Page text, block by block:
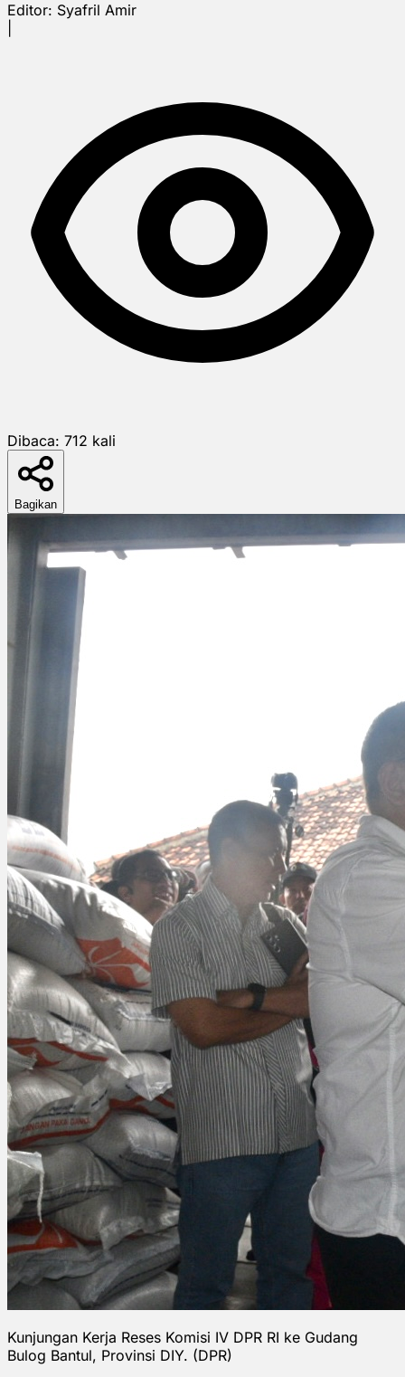
Editor: Syafril Amir
Dibaca: 712 kali
Bagikan
Kunjungan Kerja Reses Komisi IV DPR RI ke Gudang
Bulog Bantul, Provinsi DIY. (DPR)